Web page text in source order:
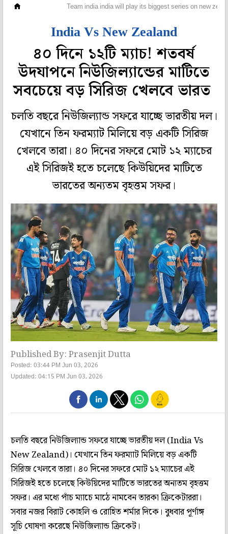
Team india india will play its biggest series on new
India Vs New Zealand
৪০ দিনে ১২টি ম্যাচ! শতবর্ষ
উদযাপনে নিউজিল্যান্ডের মাটিতে
সবচেয়ে বড় সিরিজ খেলবে ভারত
চলতি বছরে নিউজিল্যান্ড সফরে যাচ্ছে ভারতীয় দল।
যেখানে তিন ফরম্যাট মিলিয়ে বড় একটি সিরিজ
খেলবে তারা। ৪০ দিনের সফরে মোট ১২ ম্যাচের
এই সিরিজই হতে চলেছে কিউয়িদের মাটিতে
ভারতের অন্যতম বৃহত্তম সফর।
Published By: Prasenjit Dutta
Posted: 03:44 PM Jun 03, 2026
Updated: 04:15 PM Jun 03, 2026
চলতি বছরে নিউজিল্যান্ড সফরে যাচ্ছে ভারতীয় দল (India Vs
New Zealand)। যেখানে তিন ফরম্যাট মিলিয়ে বড় একটি
সিরিজ খেলবে তারা। ৪০ দিনের সফরে মোট ১২ ম্যাচের এই
সিরিজই হতে চলেছে কিউয়িদের মাটিতে ভারতের অন্যতম বৃহত্তম
সফর। এর মধ্যে পাঁচ ম্যাচে মাঠে নামবেন তারকা ক্রিকেটাররা।
সবার নজর বিরাট কোহলি ও রোহিত শর্মার দিকে। বুধবার পূর্ণাঙ্গ
সূচি ঘোষণা করেছে নিউজিল্যান্ড ক্রিকেট।